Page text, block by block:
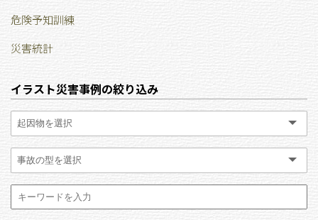
危険予知訓練
災害統計
イラスト災害事例の絞り込み